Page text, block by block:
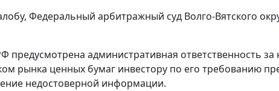
Федеральный арбитражный суд Волго-Вятского
предусмотрена административная ответственность
рынка ценных бумаг инвестору по его требованию
недостоверной информации.